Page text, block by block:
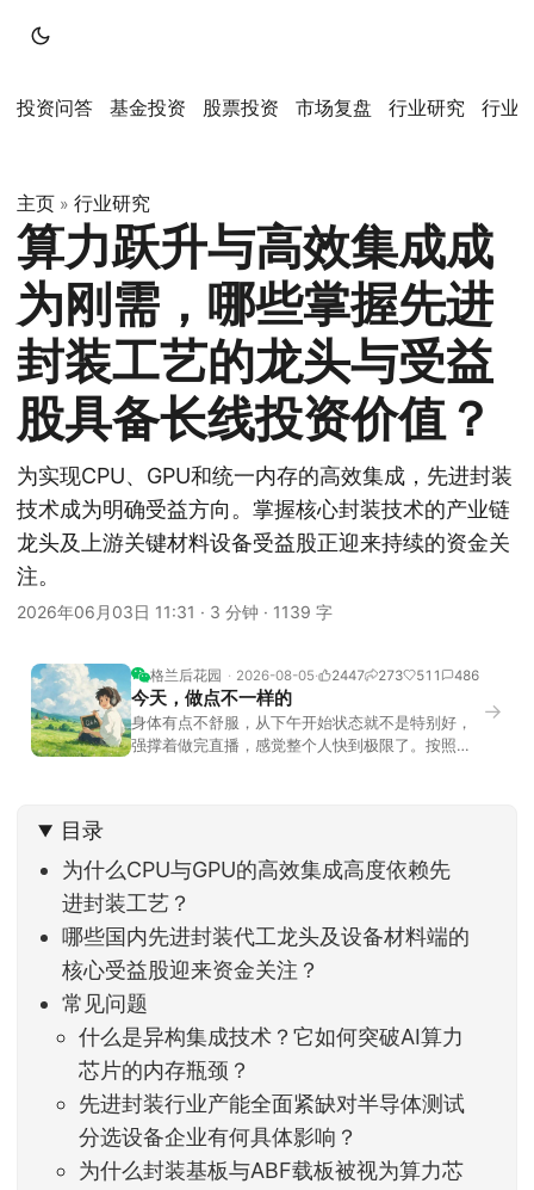
投资问答 基金投资 股票投资 市场复盘 行业研究 行业
主页 » 行业研究
算力跃升与高效集成成
为刚需，哪些掌握先进
封装工艺的龙头与受益
股具备长线投资价值？
为实现CPU、GPU和统一内存的高效集成，先进封装
技术成为明确受益方向。掌握核心封装技术的产业链
龙头及上游关键材料设备受益股正迎来持续的资金关
注。
2026年06月03日 11:31 · 3 分钟 · 1139 字
格兰后花园 2026-08-05 2447 273 511 486
今天，做点不一样的
身体有点不舒服，从下午开始状态就不是特别好，
强撑着做完直播，感觉整个人快到极限了。按照平
问的，可以给他点个赞。晚些时候，我会按点赞数
量挑选5个比较
→
目录
为什么CPU与GPU的高效集成高度依赖先
进封装工艺？
哪些国内先进封装代工龙头及设备材料端的
核心受益股迎来资金关注？
常见问题
什么是异构集成技术？它如何突破AI算力
芯片的内存瓶颈？
先进封装行业产能全面紧缺对半导体测试
分选设备企业有何具体影响？
为什么封装基板与ABF载板被视为算力芯